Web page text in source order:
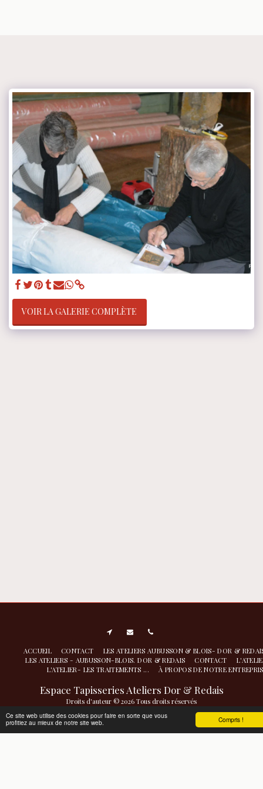
Compris !
Ce site web utilise des cookies pour faire en sorte que vous
profitiez au mieux de notre site web.
VOIR LA GALERIE COMPLÈTE
Espace Tapisseries Ateliers Dor & Redais
Droits d'auteur © 2026 Tous droits réservés
Atelier de nettoyage restauration- conservation à Aubusson |Politique de
Confidentialité
ACCUEIL CONTACT
LES ATELIERS AUBUSSON & BLOIS- DOR &
LES ATELIERS - AUBUSSON-BLOIS. DOR & REDAIS
CONTACT
L'ATELIER- LES TRAITEMENTS ...
À PROPOS DE NOTRE